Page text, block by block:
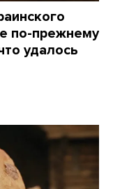
по-прежнему
удалось